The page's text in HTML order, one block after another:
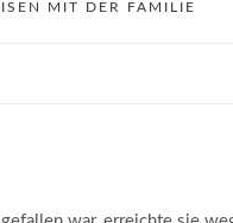
MIT DER FAMILIE